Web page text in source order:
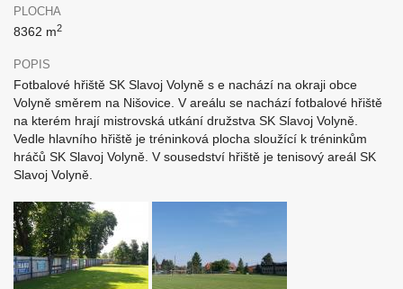
PLOCHA
8362 m2
POPIS
Fotbalové hřiště SK Slavoj Volyně s e nachází na okraji obce
Volyně směrem na Nišovice. V areálu se nachází fotbalové hřiště
na kterém hrají mistrovská utkání družstva SK Slavoj Volyně.
Vedle hlavního hřiště je tréninková plocha sloužící k tréninkům
hráčů SK Slavoj Volyně. V sousedství hřiště je tenisový areál SK
Slavoj Volyně.